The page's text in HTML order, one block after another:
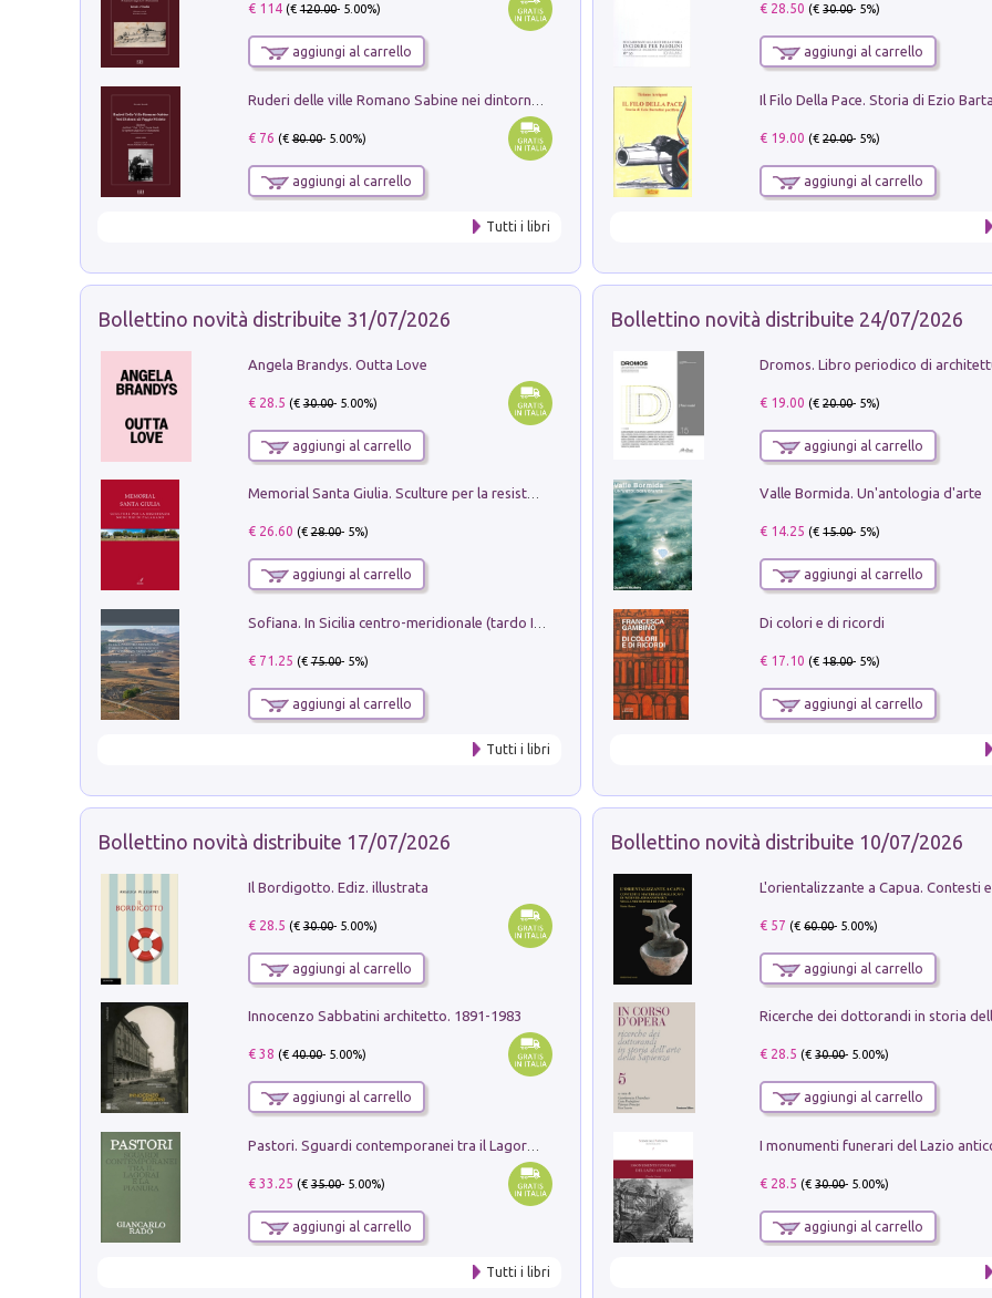
€ 114(€120.00- 5.00%)
aggiungi al carrello
€ 76 (€80.00- 5.00%)
aggiungi al carrello
Tutti i libri
€ 28.50 (€30.00- 5%)
aggiungi al carrello
€ 19.00 (€20.00- 5%)
aggiungi al carrello
Bollettino novità distribuite 31/07/2026
Angela Brandys. Outta Love
€ 28.5 (€30.00- 5.00%)
aggiungi al carrello
Memorial Santa Giulia. Sculture per la resistenza Monchio di Palagano
€ 26.60 (€28.00- 5%)
aggiungi al carrello
€ 71.25 (€75.00- 5%)
aggiungi al carrello
Tutti i libri
Bollettino novità distribuite 24/07/2026
€ 19.00 (€20.00- 5%)
aggiungi al carrello
Valle Bormida. Un'antologia d'arte
€ 14.25 (€15.00- 5%)
aggiungi al carrello
Di colori e di ricordi
€ 17.10 (€18.00- 5%)
aggiungi al carrello
Bollettino novità distribuite 17/07/2026
Il Bordigotto. Ediz. illustrata
€ 28.5 (€30.00- 5.00%)
aggiungi al carrello
Innocenzo Sabbatini architetto. 1891-1983
€ 38 (€40.00- 5.00%)
aggiungi al carrello
Pastori. Sguardi contemporanei tra il Lagorai e la pianura. Ediz. illustrata
€ 33.25 (€35.00- 5.00%)
aggiungi al carrello
Tutti i libri
Bollettino novità distribuite 10/07/2026
€ 57 (€60.00- 5.00%)
aggiungi al carrello
€ 28.5 (€30.00- 5.00%)
aggiungi al carrello
€ 28.5 (€30.00- 5.00%)
aggiungi al carrello